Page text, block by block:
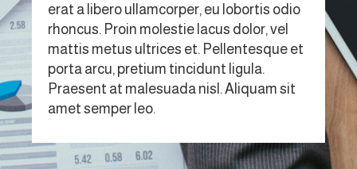
erat a libero ullamcorper, eu lobortis odio
rhoncus. Proin molestie lacus dolor, vel
mattis metus ultrices et. Pellentesque et
porta arcu, pretium tincidunt ligula.
Praesent at malesuada nisl. Aliquam sit
amet semper leo.